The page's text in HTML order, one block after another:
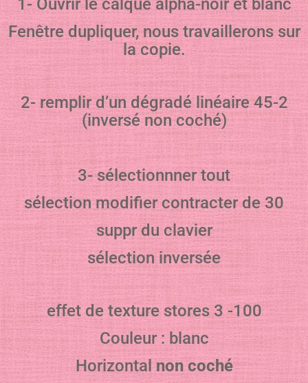
1- Ouvrir le calque alpha-noir et blanc
Fenêtre dupliquer, nous travaillerons sur
la copie.
2- remplir d’un dégradé linéaire 45-2
(inversé non coché)
3- sélectionnner tout
sélection modifier contracter de 30
suppr du clavier
sélection inversée
effet de texture stores 3 -100
Couleur : blanc
Horizontal non coché